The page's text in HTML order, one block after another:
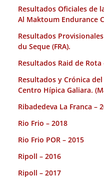
Resultados Oficiales de
Al Maktoum Endurance
Resultados
du Seque (FRA).
Resultados Raid de Rota
Resultados y Crónica
Centro Hípica Galiara.
Ribadedeva La Franca –
Rio Frio – 2018
Rio Frio POR – 2015
Ripoll – 2016
Ripoll – 2017